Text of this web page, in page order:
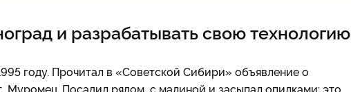
и разрабатывать свою технологию
году. Прочитал в «Советской Сибири» объявление о
Посадил рядом с малиной и засыпал опилками: это